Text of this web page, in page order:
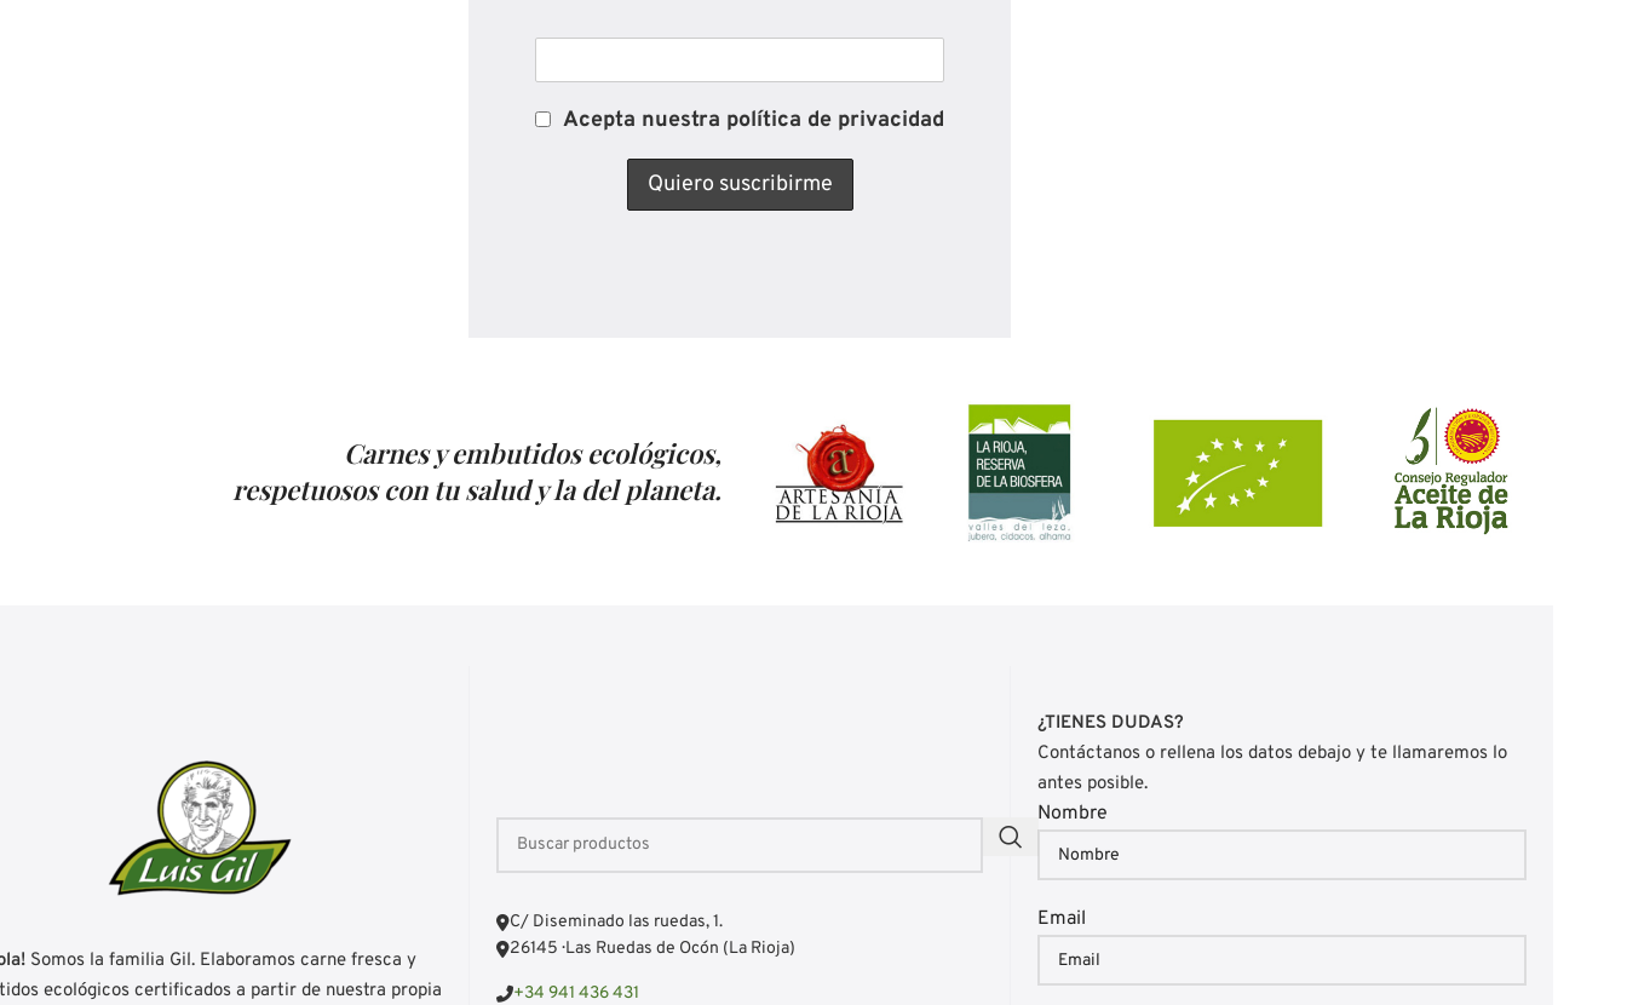
Acepta nuestra política de privacidad
Carnes y embutidos ecológicos,
respetuosos con tu salud y la del planeta.
Somos la familia Gil. Elaboramos carne fresca y
ecológicos certificados a partir de nuestra propia
C/ Diseminado las ruedas, 1.
26145 · Las Ruedas de Ocón (La Rioja)
+34 941 436 431
¿TIENES DUDAS?
Contáctanos o rellena los datos debajo y te llamaremos lo
antes posible.
Nombre
Email